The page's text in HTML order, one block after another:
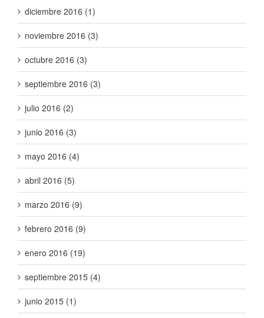
diciembre 2016 (1)
noviembre 2016 (3)
octubre 2016 (3)
septiembre 2016 (3)
julio 2016 (2)
junio 2016 (3)
mayo 2016 (4)
abril 2016 (5)
marzo 2016 (9)
febrero 2016 (9)
enero 2016 (19)
septiembre 2015 (4)
junio 2015 (1)